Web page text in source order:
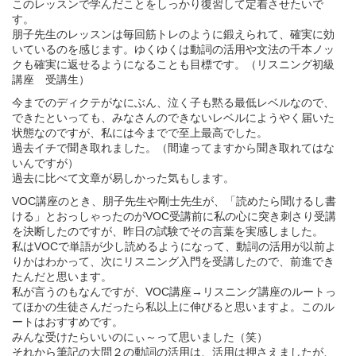
このレッスンで学んだことをしっかり復習して定着させたいで
す。
朋子先生のレッスンは毎回筋トレのように鍛えられて、確実に効
いているのを感じます。ゆくゆくは動詞の活用や文法の千本ノッ
クも確実に返せるようになることも目標です。（リスニング初級
講座 受講生）
今までのディクテがなにぶん、泣く子も黙る最低レベルなので、
できたといっても、みなさんのできないレベルにようやく届いた
状態なのですが、私には今までで至上最高でした。
過去イチで聞き取れました。（間違ってますから聞き取れてはな
いんですが）
過去に比べて文章が易しかった気もします。
VOC講座のとき、朋子先生や剛士先生が、「読めたら聞けるし書
ける」とおっしゃったのがVOC受講前に私の心に突き刺さり受講
を決断したのですが、昨日の試験でその言葉を実感しました。
私はVOCで単語が少し読めるようになって、動詞の活用が以前よ
りかはわかって、次にリスニング入門を受講したので、前進でき
たんだと思います。
私が言うのもなんですが、VOC講座→リスニング講座のルートっ
てほかの生徒さんだったら私以上に伸びると思いますよ。このル
ートはおすすめです。
みんな受けたらいいのにぃ～って思いました（笑）
それから筆記の大問２の動詞の活用は、活用は押さえましたが、